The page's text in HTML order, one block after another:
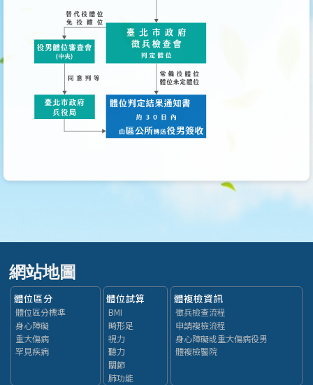
網站地圖
體位區分
體位區分標準
身心障礙
重大傷病
罕見疾病
體位試算
BMI
畸形足
視力
聽力
關節
肺功能
體複檢資訊
徵兵檢查流程
申請複檢流程
身心障礙或重大傷病役男
體複檢醫院